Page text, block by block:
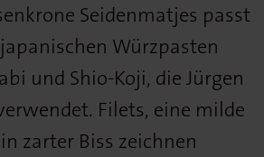
Seidenmatjes passt
Würzpasten
und Shio-Koji, die Jürgen
Filets, eine milde
zarter Biss zeichnen